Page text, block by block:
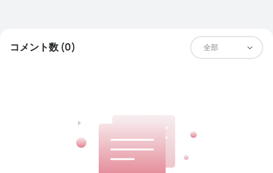
全部
コメント数 (0)